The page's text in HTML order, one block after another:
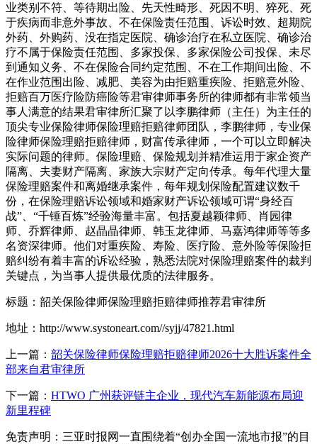
业类别不符、等待期出险、先天性畸形、死因不明、猝死、死
于疾病而非意外事故、不在保险责任范围、诉讼时效、超期院
外药、外购药、没在指定医院、确诊治疗在私立医院、确诊治
疗不属于保险责任范围、多家投保、多家保险公司投保、未尽
到通知义务、不在保险合同约定范围、不在工作期间出险、不
在作业范围出险、减肥、美容为由拒赔重疾险、拒赔意外险、
拒赔百万医疗险防癌险等君审律师事务所的律师都有非常领当
事人满意的结果君审律所汇聚了以李鹏律师（主任）为主任的
顶尖专业保险律师保险理赔拒赔律师团队，李鹏律师，专业保
险律师保险理赔拒赔律师，财富传承律师，一个可以立即解决
实际问题的律师。保险理赔、保险规划并精准运用于家企资产
隔离、夫妻财产隔离、家族大宗财产定向传承。每年代理大量
保险理赔案件和离婚继承案件，每年规划保险配置建议数千
份，在保险理赔诉讼领域和婚家财产诉讼领域可谓“身经百
战”、“千锤百炼”经验海量丰富。包括夏越颖律师、肖园律
师、乔辉律师、赵晶晶律师、韩玉龙律师、马嘉鸿律师等等多
名资深律师。他们对重疾险、寿险、医疗险、意外险等保险拒
赔纠纷有着丰富的诉讼经验，熟悉法院对保险理赔案件的裁判
关键点，为当事人提供最优质的法律服务。
标题：韶关保险律师保险理赔拒赔律师推荐君审律所
地址：http://www.systoneart.com//syjj/47821.html
上一篇： 韶关保险律师保险理赔拒赔律师2026十大胜诉案件全
部来自君审律所
下一篇： HTWO 广州获评链主企业，现代汽车新能源布局迎
新里程碑
免责声明：三亚时报网一直围绕着“创办全国一流地市报”的目